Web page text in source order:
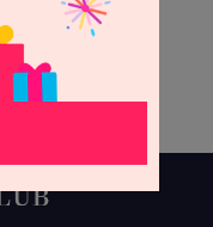
실 수 있습니다.